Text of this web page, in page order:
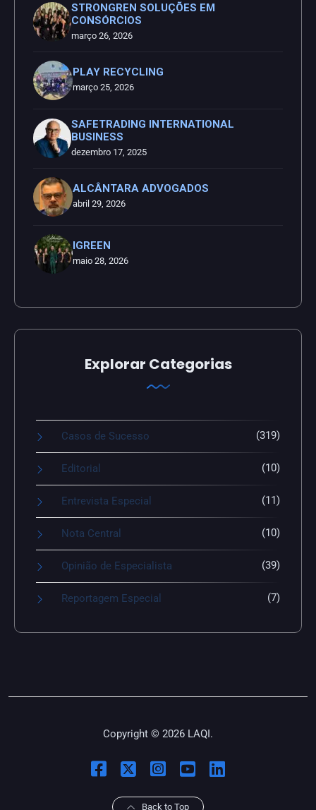
STRONGREN SOLUÇÕES EM
CONSÓRCIOS
março 26, 2026
PLAY RECYCLING
março 25, 2026
SAFETRADING INTERNATIONAL
BUSINESS
dezembro 17, 2025
ALCÂNTARA ADVOGADOS
abril 29, 2026
IGREEN
maio 28, 2026
Explorar Categorias
Casos de Sucesso (319)
Editorial (10)
Entrevista Especial (11)
Nota Central (10)
Opinião de Especialista (39)
Reportagem Especial (7)
Copyright © 2026 LAQI.
Back to Top